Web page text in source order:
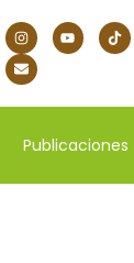
Publicaciones